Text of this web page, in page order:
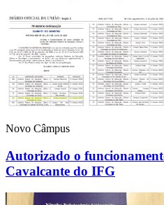
Novo Câmpus
Autorizado o
Cavalcante do IFG